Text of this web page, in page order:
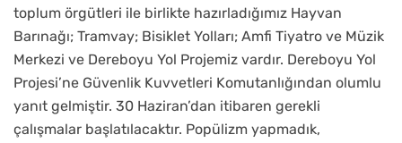
toplum örgütleri ile birlikte hazırladığımız Hayvan
Barınağı; Tramvay; Bisiklet Yolları; Amfi Tiyatro ve Müzik
Merkezi ve Dereboyu Yol Projemiz vardır. Dereboyu Yol
Projesi’ne Güvenlik Kuvvetleri Komutanlığından olumlu
yanıt gelmiştir. 30 Haziran’dan itibaren gerekli
çalışmalar başlatılacaktır. Popülizm yapmadık,